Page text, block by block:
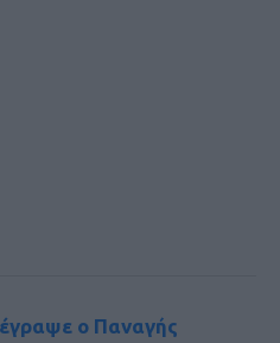
ο Παναγής